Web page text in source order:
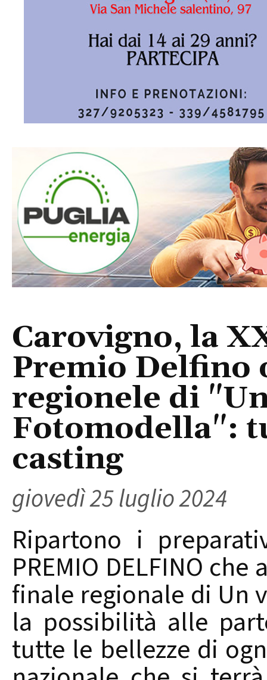
Carovigno, la
Premio Delfino
regionele di
Fotomodella":
casting
giovedì 25 luglio 2024
Ripartono i
PREMIO DELFINO
finale regionale di Un
la possibilità alle
tutte le bellezze di